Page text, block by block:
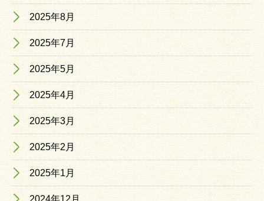
2025年8月
2025年7月
2025年5月
2025年4月
2025年3月
2025年2月
2025年1月
2024年12月